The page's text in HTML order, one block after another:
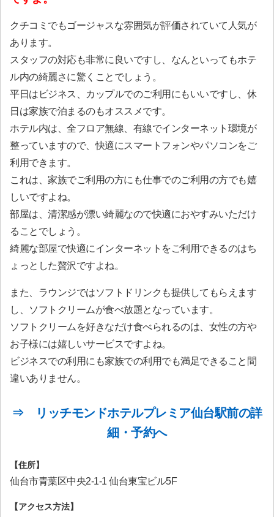
クチコミでもゴージャスな雰囲気が評価されていて人気が
あります。
スタッフの対応も非常に良いですし、なんといってもホテ
ル内の綺麗さに驚くことでしょう。
平日はビジネス、カップルでのご利用にもいいですし、休
日は家族で泊まるのもオススメです。
ホテル内は、全フロア無線、有線でインターネット環境が
整っていますので、快適にスマートフォンやパソコンをご
利用できます。
これは、家族でご利用の方にも仕事でのご利用の方でも嬉
しいですよね。
部屋は、清潔感が漂い綺麗なので快適におやすみいただけ
ることでしょう。
綺麗な部屋で快適にインターネットをご利用できるのはち
ょっとした贅沢ですよね。
また、ラウンジではソフトドリンクも提供してもらえます
し、ソフトクリームが食べ放題となっています。
ソフトクリームを好きなだけ食べられるのは、女性の方や
お子様には嬉しいサービスですよね。
ビジネスでの利用にも家族での利用でも満足できること間
違いありません。
⇒ リッチモンドホテルプレミア仙台駅前の詳
細・予約へ
【住所】
仙台市青葉区中央2-1-1 仙台東宝ビル5F
【アクセス方法】